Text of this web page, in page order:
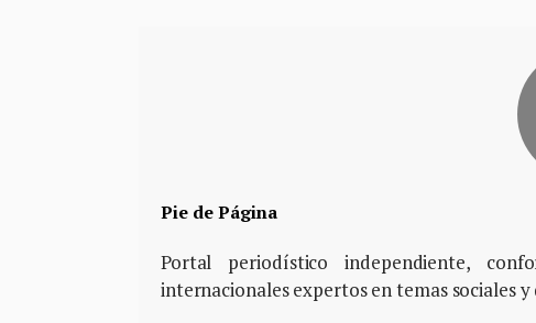
Pie de Página
Portal periodístico independiente,
internacionales expertos en temas sociales